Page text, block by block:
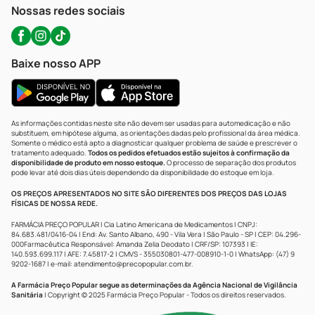
Nossas redes sociais
Baixe nosso APP
As informações contidas neste site não devem ser usadas para automedicação e não
substituem, em hipótese alguma, as orientações dadas pelo profissional da área médica.
Somente o médico está apto a diagnosticar qualquer problema de saúde e prescrever o
tratamento adequado. Todos os pedidos efetuados estão sujeitos à confirmação da
disponibilidade de produto em nosso estoque.O processo de separação dos produtos
pode levar até dois dias úteis dependendo da disponibilidade do estoque em loja.
OS PREÇOS APRESENTADOS NO SITE SÃO DIFERENTES DOS PREÇOS DAS LOJAS
FÍSICAS DE NOSSA REDE.
FARMÁCIA PREÇO POPULAR | Cia Latino Americana de Medicamentos | CNPJ:
84.683.481/0416-04 | End: Av. Santo Albano, 490 - Vila Vera | São Paulo - SP | CEP: 04.296-
000Farmacêutica Responsável: Amanda Zelia Deodato | CRF/SP: 107393 | IE:
140.593.699.117 | AFE: 7.45817-2 | CMVS - 355030801-477-008910-1-0 | WhatsApp: (47) 9
9202-1687 | e-mail: atendimento@precopopular.com.br.
A Farmácia Preço Popular segue as determinações da Agência Nacional de Vigilância
Sanitária | Copyright © 2025 Farmácia Preço Popular - Todos os direitos reservados.